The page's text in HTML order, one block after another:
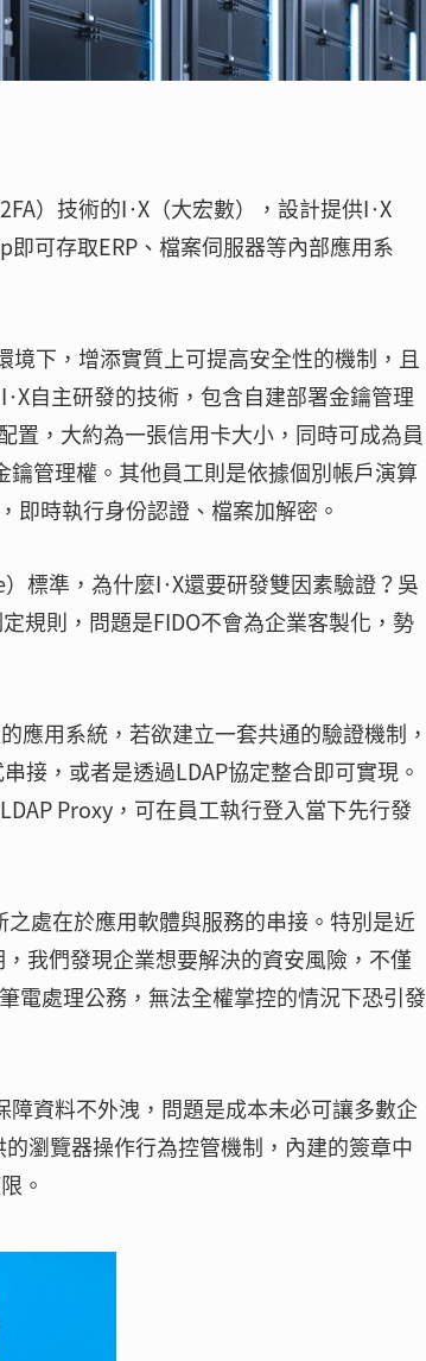
）技術的I·X（大宏數），設計提供I·X
可存取ERP、檔案伺服器等內部應用系
境下，增添實質上可提高安全性的機制，且
自主研發的技術，包含自建部署金鑰管理
置，大約為一張信用卡大小，同時可成為員
鑰管理權。其他員工則是依據個別帳戶演算
即時執行身份認證、檔案加解密。
標準，為什麼I·X還要研發雙因素驗證？吳
規則，問題是FIDO不會為企業客製化，勢
應用系統，若欲建立一套共通的驗證機制，
接，或者是透過LDAP協定整合即可實現。
Proxy，可在員工執行登入當下先行發
之處在於應用軟體與服務的串接。特別是近
我們發現企業想要解決的資安風險，不僅
電處理公務，無法全權掌控的情況下恐引發
資料不外洩，問題是成本未必可讓多數企
瀏覽器操作行為控管機制，內建的簽章中
。